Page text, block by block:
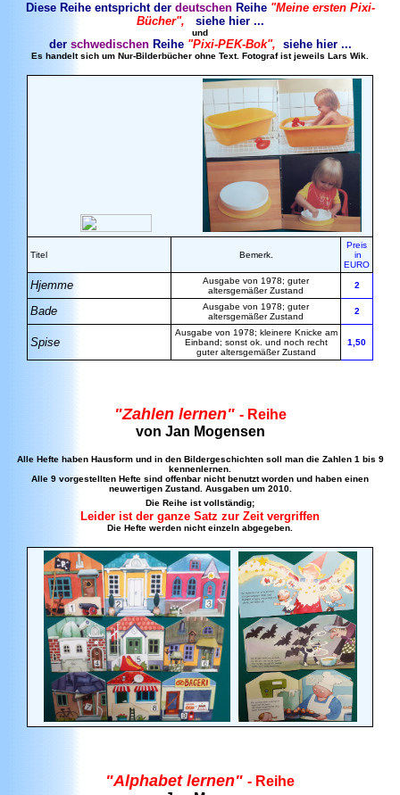
Diese Reihe entspricht der deutschenReihe "Meine ersten Pixi-
Bücher", siehe hier ...
und
der schwedischenReihe"Pixi-PEK-Bok", siehe hier ...
Es handelt sich um Nur-Bilderbücher ohne Text. Fotograf ist jeweils Lars Wik.
Titel Bemerk.
Preis
in
EURO
Hjemme
Ausgabe von 1978; guter
altersgemäßer Zustand
2
Bade
Ausgabe von 1978; guter
altersgemäßer Zustand
2
Spise
Ausgabe von 1978; kleinere Knicke am
Einband; sonst ok. und noch recht
guter altersgemäßer Zustand
1,50
"Zahlen lernen" - Reihe
von Jan Mogensen
Alle Hefte haben Hausform und in den Bildergeschichten soll man die Zahlen 1 bis 9
kennenlernen.
Alle 9 vorgestellten Hefte sind offenbar nicht benutzt worden und haben einen
neuwertigen Zustand. Ausgaben um 2010.
Die Reihe ist vollständig;
Leider ist der ganze Satz zur Zeit vergriffen
Die Hefte werden nicht einzeln abgegeben.
"Alphabet lernen" - Reihe